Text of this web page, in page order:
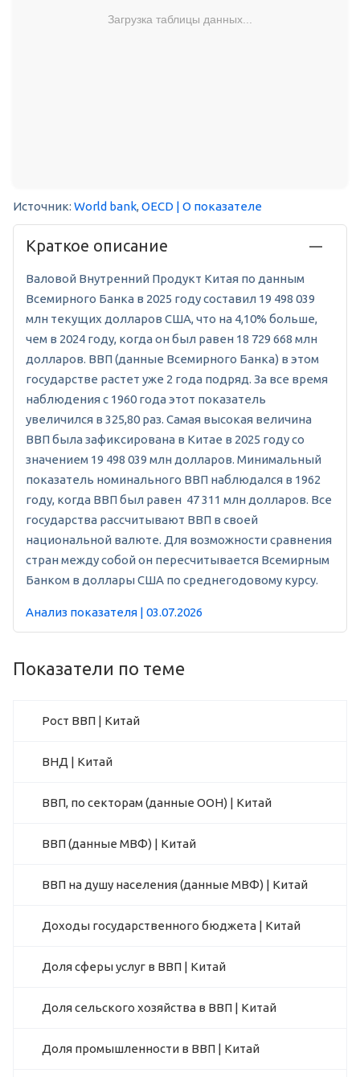
Загрузка таблицы данных...
Источник: World bank,OECD | О показателе
Краткое описание
Валовой Внутренний Продукт Китая по данным
Всемирного Банка в 2025 году составил 19 498 039
млн текущих долларов США, что на 4,10% больше,
чем в 2024 году, когда он был равен 18 729 668 млн
долларов. ВВП (данные Всемирного Банка) в этом
государстве растет уже 2 года подряд. За все время
наблюдения с 1960 года этот показатель
увеличился в 325,80 раз. Самая высокая величина
ВВП была зафиксирована в Китае в 2025 году со
значением 19 498 039 млн долларов. Минимальный
показатель номинального ВВП наблюдался в 1962
году, когда ВВП был равен 47 311 млн долларов. Все
государства рассчитывают ВВП в своей
национальной валюте. Для возможности сравнения
стран между собой он пересчитывается Всемирным
Банком в доллары США по среднегодовому курсу.
Анализ показателя | 03.07.2026
Показатели по теме
Рост ВВП | Китай
ВНД | Китай
ВВП, по секторам (данные ООН) | Китай
ВВП (данные МВФ) | Китай
ВВП на душу населения (данные МВФ) | Китай
Доходы государственного бюджета | Китай
Доля сферы услуг в ВВП | Китай
Доля сельского хозяйства в ВВП | Китай
Доля промышленности в ВВП | Китай